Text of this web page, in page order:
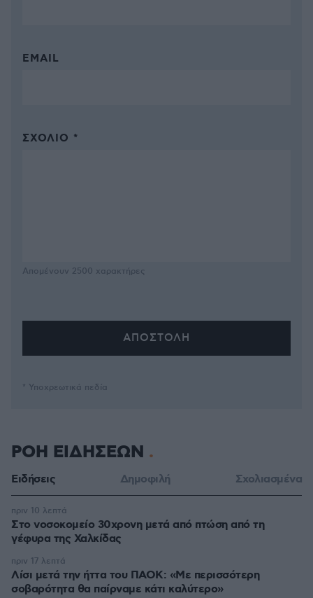
EMAIL
ΣΧΌΛΙΟ *
Απομένουν 2500 χαρακτήρες
* Υποχρεωτικά πεδία
ΡΟΗ ΕΙΔΗΣΕΩΝ
Ειδήσεις Δημοφιλή Σχολιασμένα
Στο νοσοκομείο 30χρονη μετά από πτώση από τη
γέφυρα της Χαλκίδας
πριν 10 λεπτά
Λίσι μετά την ήττα του ΠΑΟΚ: «Με περισσότερη
σοβαρότητα θα παίρναμε κάτι καλύτερο»
πριν 17 λεπτά